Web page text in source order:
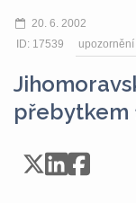
20. 6. 2002
ID: 17539
přebytkem